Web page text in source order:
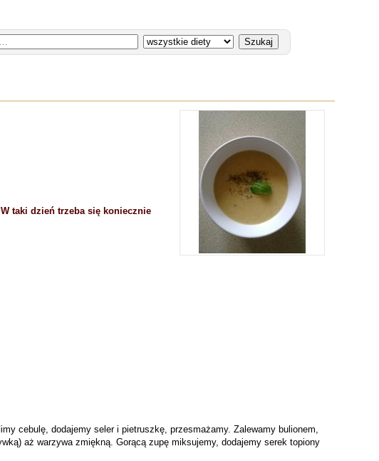
taki dzień trzeba się koniecznie
cebulę, dodajemy seler i pietruszkę, przesmażamy. Zalewamy bulionem,
aż warzywa zmiękną. Gorącą zupę miksujemy, dodajemy serek topiony